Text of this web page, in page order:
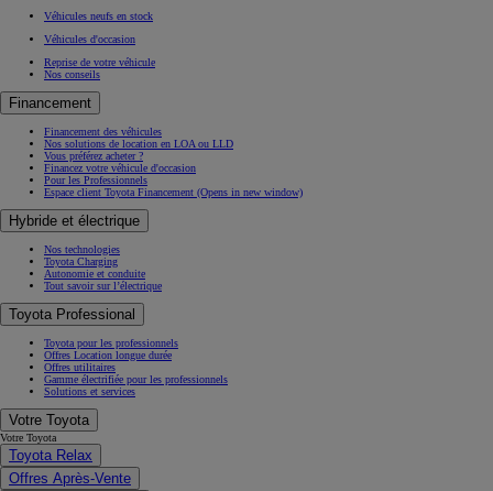
Véhicules neufs en stock
Véhicules d'occasion
Reprise de votre véhicule
Nos conseils
Financement
Financement des véhicules
Nos solutions de location en LOA ou LLD
Vous préférez acheter ?
Financez votre véhicule d'occasion
Pour les Professionnels
Espace client Toyota Financement (Opens in new window)
Hybride et électrique
Nos technologies
Toyota Charging
Autonomie et conduite
Tout savoir sur l’électrique
Toyota Professional
Toyota pour les professionnels
Offres Location longue durée
Offres utilitaires
Gamme électrifiée pour les professionnels
Solutions et services
Votre Toyota
Votre Toyota
Toyota Relax
Offres Après-Vente